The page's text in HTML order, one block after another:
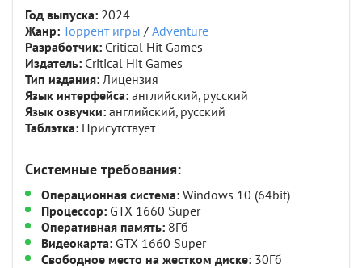
Год выпуска: 2024
Жанр: Торрент игры / Adventure
Разработчик: Critical Hit Games
Издатель: Critical Hit Games
Тип издания: Лицензия
Язык интерфейса: английский, русский
Язык озвучки: английский, русский
Таблэтка: Присутствует
Системные требования:
Операционная система: Windows 10 (64bit)
Процессор: GTX 1660 Super
Оперативная память: 8Гб
Видеокарта: GTX 1660 Super
Свободное место на жестком диске: 30Гб